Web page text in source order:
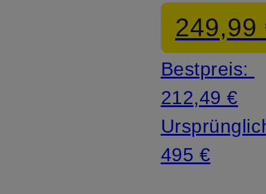
249,99
Bestpreis:
212,49 €
495 €